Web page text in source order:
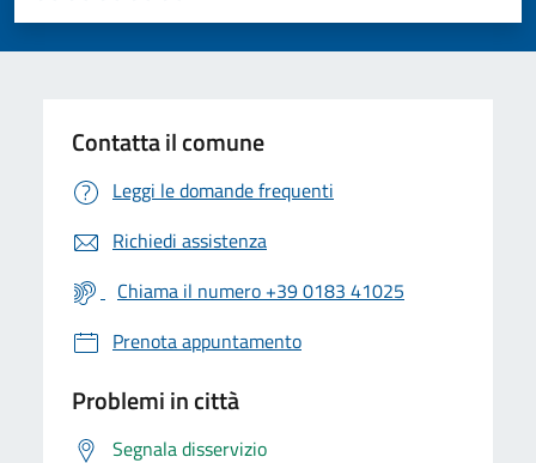
Valuta 5 stelle su 5
Valuta 4 stelle su 5
Valuta 3 stelle su 5
Valuta 2 stelle su 5
Valuta 1 stelle su 5
Contatta il comune
Leggi le domande frequenti
Richiedi assistenza
Chiama il numero +39 0183 41025
Prenota appuntamento
Problemi in città
Segnala disservizio